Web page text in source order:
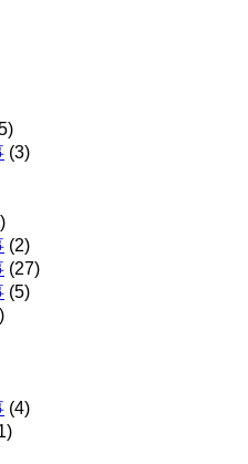
(3)
(2)
(27)
(5)
(4)